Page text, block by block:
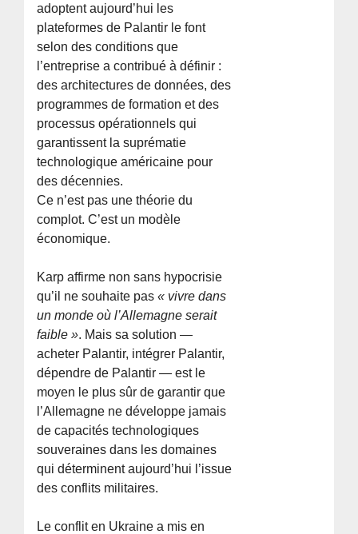
adoptent aujourd’hui les
plateformes de Palantir le font
selon des conditions que
l’entreprise a contribué à définir :
des architectures de données, des
programmes de formation et des
processus opérationnels qui
garantissent la suprématie
technologique américaine pour
des décennies.
Ce n’est pas une théorie du
complot. C’est un modèle
économique.
Karp affirme non sans hypocrisie
qu’il ne souhaite pas« vivre dans
un monde où l’Allemagne serait
faible ». Mais sa solution —
acheter Palantir, intégrer Palantir,
dépendre de Palantir — est le
moyen le plus sûr de garantir que
l’Allemagne ne développe jamais
de capacités technologiques
souveraines dans les domaines
qui déterminent aujourd’hui l’issue
des conflits militaires.
Le conflit en Ukraine a mis en